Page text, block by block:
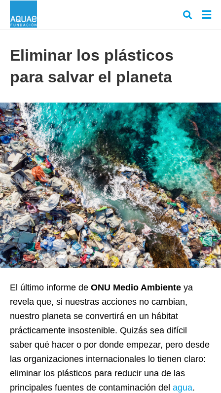
y
en
Eliminar los plásticos
para salvar el planeta
El último informe de ONU Medio Ambiente ya
revela que, si nuestras acciones no cambian,
nuestro planeta se convertirá en un hábitat
prácticamente insostenible. Quizás sea difícil
saber qué hacer o por donde empezar, pero desde
las organizaciones internacionales lo tienen claro:
eliminar los plásticos para reducir una de las
principales fuentes de contaminación del agua.